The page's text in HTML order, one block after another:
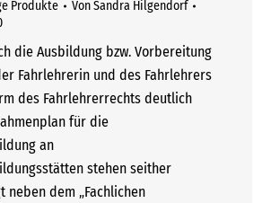
Produkte VonSandra Hilgendorf
die Ausbildung bzw. Vorbereitung
Fahrlehrerin und des Fahrlehrers
des Fahrlehrerrechts deutlich
für die
an
stehen seither
neben dem „Fachlichen